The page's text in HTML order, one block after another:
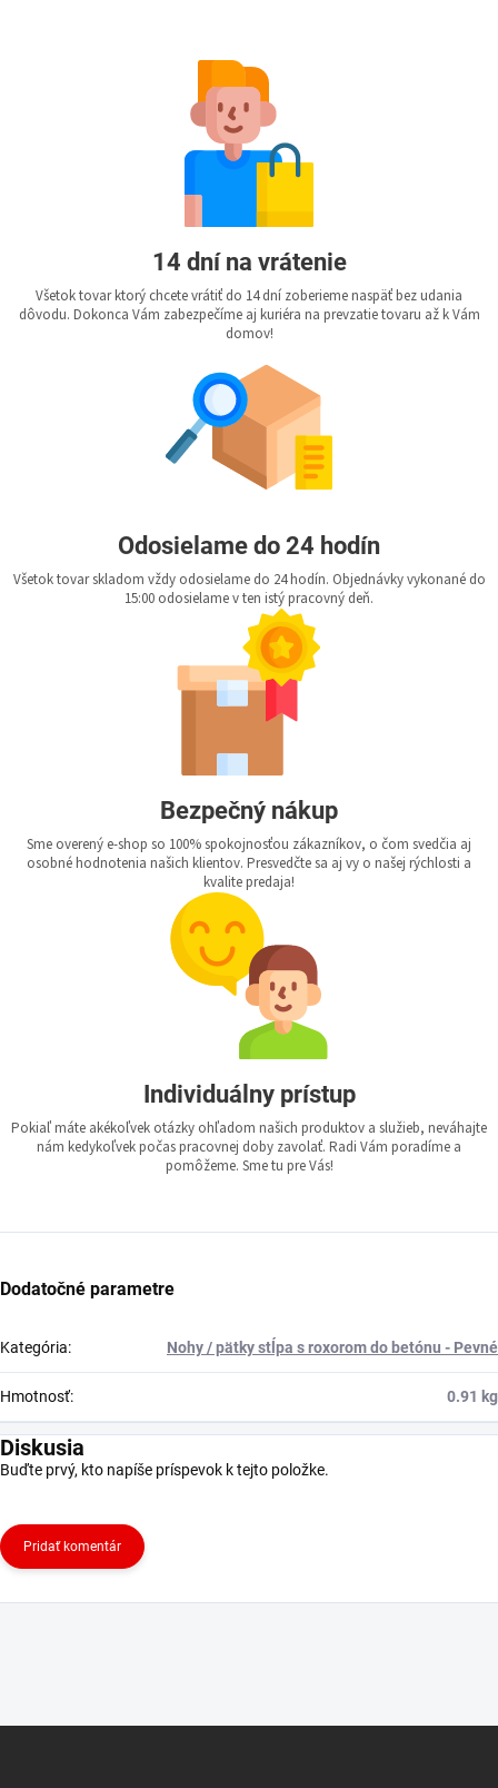
14 dní na vrátenie
Všetok tovar ktorý chcete vrátiť do 14 dní zoberieme naspäť bez udania
dôvodu. Dokonca Vám zabezpečíme aj kuriéra na prevzatie tovaru až k Vám
domov!
Odosielame do 24 hodín
Všetok tovar skladom vždy odosielame do 24 hodín. Objednávky vykonané do
15:00 odosielame v ten istý pracovný deň.
Bezpečný nákup
Sme overený e-shop so 100% spokojnosťou zákazníkov, o čom svedčia aj
osobné hodnotenia našich klientov. Presvedčte sa aj vy o našej rýchlosti a
kvalite predaja!
Individuálny prístup
Pokiaľ máte akékoľvek otázky ohľadom našich produktov a služieb, neváhajte
nám kedykoľvek počas pracovnej doby zavolať. Radi Vám poradíme a
pomôžeme. Sme tu pre Vás!
Dodatočné parametre
Kategória: Nohy / pätky stĺpa s roxorom do betónu - Pevné
Hmotnosť: 0.91 kg
Diskusia
Buďte prvý, kto napíše príspevok k tejto položke.
Pridať komentár